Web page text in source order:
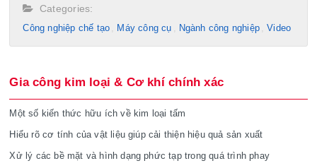
Categories:
Công nghiệp chế tạo​ Máy công cụ Ngành công nghiệp Video
Gia công kim loại & Cơ khí chính xác
Một số kiến thức hữu ích về kim loại tấm
Hiểu rõ cơ tính của vật liệu giúp cải thiện hiệu quả sản xuất
Xử lý các bề mặt và hình dạng phức tạp trong quá trình phay